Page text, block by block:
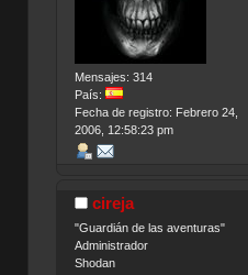
Mensajes: 314
País:
Fecha de registro: Febrero 24,
2006, 12:58:23 pm
cireja
"Guardián de las aventuras"
Administrador
Shodan